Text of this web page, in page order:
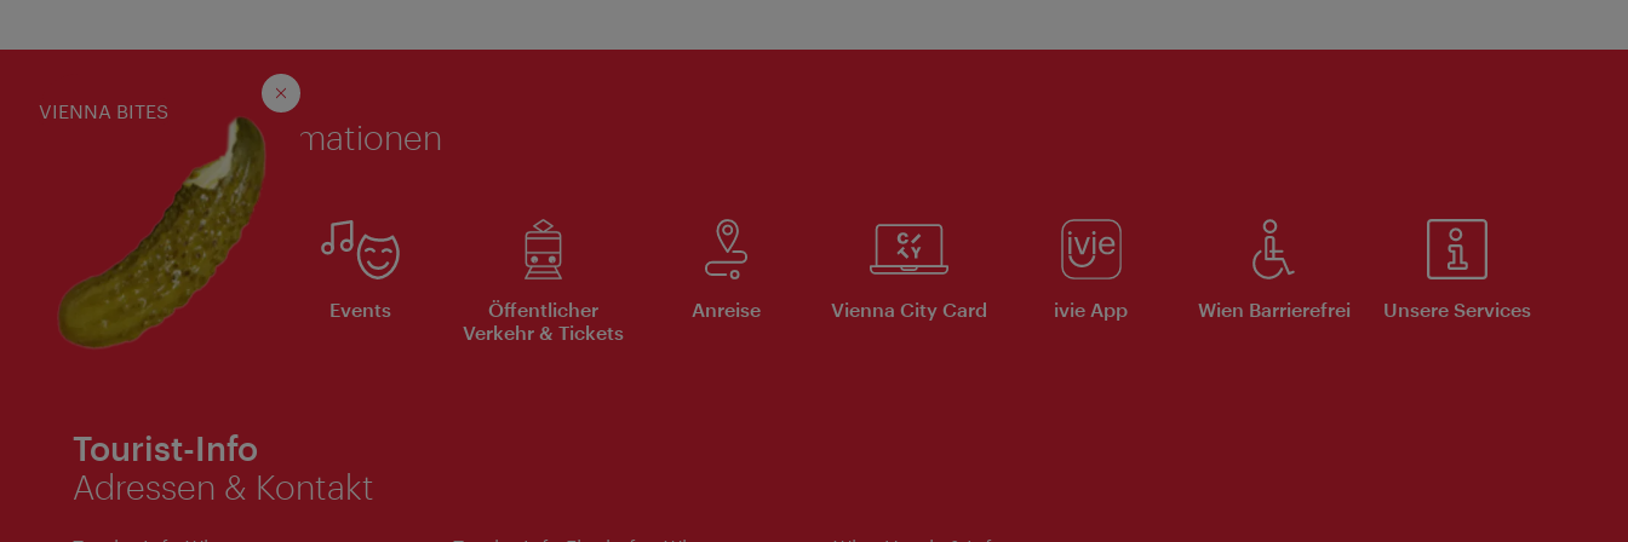
VIENNA BITES Schließen
Services
Nützliche Informationen
Sehenswürdigkeiten
A-Z
Events
Öffentlicher
Verkehr & Tickets
Anreise Vienna City Card ivie App Wien Barrierefrei Unsere Services
Tourist-Info
Adressen & Kontakt